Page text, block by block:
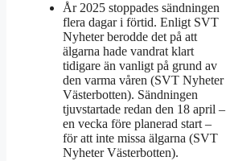
År 2025 stoppades sändningen
flera dagar i förtid. Enligt SVT
Nyheter berodde det på att
älgarna hade vandrat klart
tidigare än vanligt på grund av
den varma våren (SVT Nyheter
Västerbotten). Sändningen
tjuvstartade redan den 18 april –
en vecka före planerad start –
för att inte missa älgarna (SVT
Nyheter Västerbotten).